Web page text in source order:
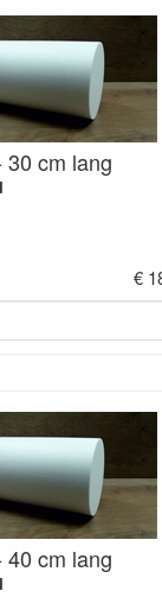
cm lang
€
cm lang